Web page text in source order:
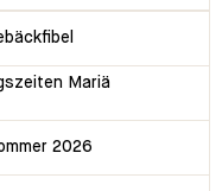
Mariä
2026